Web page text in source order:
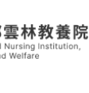
教養院